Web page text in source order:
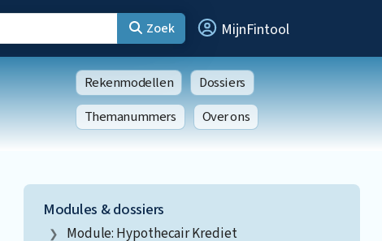
Zoek MijnFintool
Rekenmodellen
Dossiers
Themanummers
Over ons
Modules & dossiers
Module: Hypothecair Krediet